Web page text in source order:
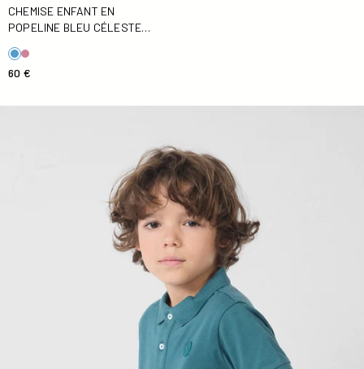
CHEMISE ENFANT EN
POPELINE BLEU CÉLESTE
60 €